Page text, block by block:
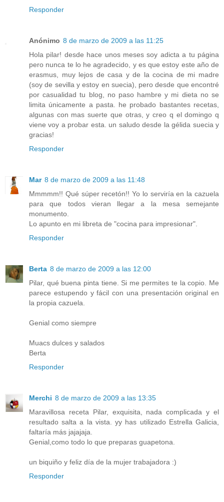
Responder
Anónimo 8 de marzo de 2009 a las 11:25
Hola pilar! desde hace unos meses soy adicta a tu página
pero nunca te lo he agradecido, y es que estoy este año de
erasmus, muy lejos de casa y de la cocina de mi madre
(soy de sevilla y estoy en suecia), pero desde que encontré
por casualidad tu blog, no paso hambre y mi dieta no se
limita únicamente a pasta. he probado bastantes recetas,
algunas con mas suerte que otras, y creo q el domingo q
viene voy a probar esta. un saludo desde la gélida suecia y
gracias!
Responder
Mar 8 de marzo de 2009 a las 11:48
Mmmmm!! Qué súper recetón!! Yo lo serviría en la cazuela
para que todos vieran llegar a la mesa semejante
monumento.
Lo apunto en mi libreta de "cocina para impresionar".
Responder
Berta 8 de marzo de 2009 a las 12:00
Pilar, qué buena pinta tiene. Si me permites te la copio. Me
parece estupendo y fácil con una presentación original en
la propia cazuela.
Genial como siempre
Muacs dulces y salados
Berta
Responder
Merchi 8 de marzo de 2009 a las 13:35
Maravillosa receta Pilar, exquisita, nada complicada y el
resultado salta a la vista. yy has utilizado Estrella Galicia,
faltaría más jajajaja.
Genial,como todo lo que preparas guapetona.
un biquiño y feliz día de la mujer trabajadora :)
Responder